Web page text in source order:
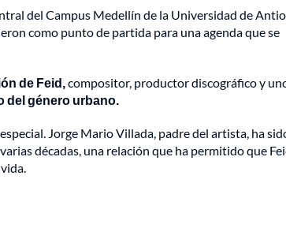
del Campus Medellín de la Universidad de
como punto de partida para una agenda que se
de Feid,compositor, productor discográfico y
del género urbano.
Jorge Mario Villada, padre del artista, ha
décadas, una relación que ha permitido que